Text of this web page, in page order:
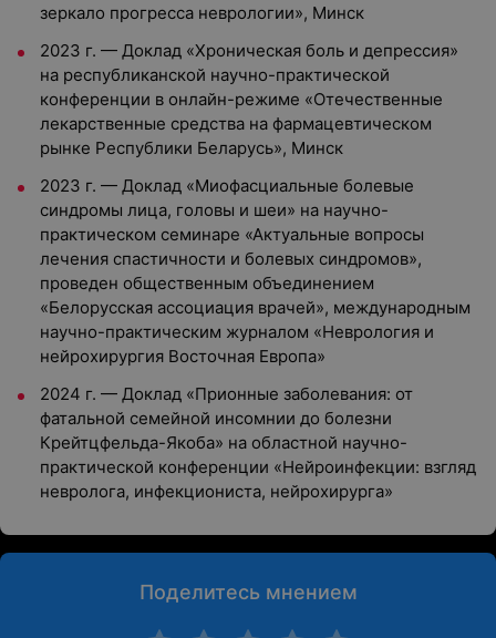
зеркало прогресса неврологии», Минск
2023 г. — Доклад «Хроническая боль и депрессия»
на республиканской научно-практической
конференции в онлайн-режиме «Отечественные
лекарственные средства на фармацевтическом
рынке Республики Беларусь», Минск
2023 г. — Доклад «Миофасциальные болевые
синдромы лица, головы и шеи» на научно-
практическом семинаре «Актуальные вопросы
лечения спастичности и болевых синдромов»,
проведен общественным объединением
«Белорусская ассоциация врачей», международным
научно-практическим журналом «Неврология и
нейрохирургия Восточная Европа»
2024 г. — Доклад «Прионные заболевания: от
фатальной семейной инсомнии до болезни
Крейтцфельда-Якоба» на областной научно-
практической конференции «Нейроинфекции: взгляд
невролога, инфекциониста, нейрохирурга»
Поделитесь мнением